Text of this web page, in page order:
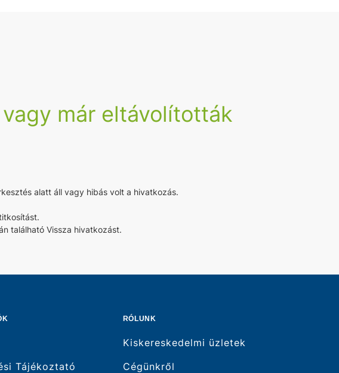
már eltávolították
alatt áll vagy hibás volt a hivatkozás.
található Vissza hivatkozást.
Tájékoztató
RÓLUNK
Kiskereskedelmi üzletek
Cégünkről